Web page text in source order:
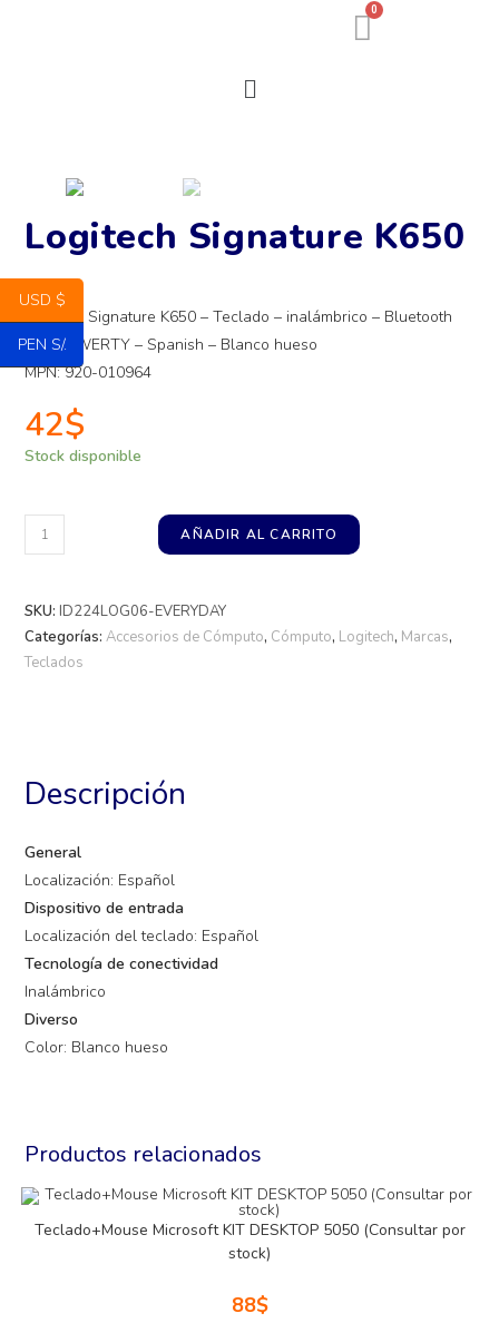
0
Logitech Signature K650
Logitech Signature K650 – Teclado – inalámbrico – Bluetooth
5.1 – QWERTY – Spanish – Blanco hueso
MPN: 920-010964
42$
Stock disponible
AÑADIR AL CARRITO
SKU: ID224LOG06-EVERYDAY
Categorías:Accesorios de Cómputo, Cómputo, Logitech, Marcas,
Teclados
Descripción
General
Localización: Español
Dispositivo de entrada
Localización del teclado: Español
Tecnología de conectividad
Inalámbrico
Diverso
Color: Blanco hueso
Productos relacionados
Teclado+Mouse Microsoft KIT DESKTOP 5050 (Consultar por
stock)
88$
USD $
PEN S/.